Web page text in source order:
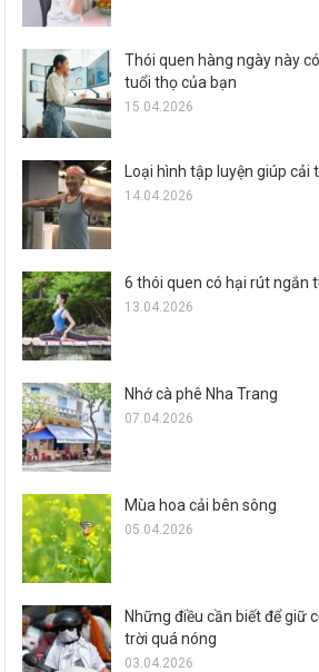
Thói quen hàng ngày này
tuổi thọ của bạn
15.04.2026
Loại hình tập luyện giúp cải
14.04.2026
6 thói quen có hại rút ngắn
13.04.2026
Nhớ cà phê Nha Trang
07.04.2026
Mùa hoa cải bên sông
05.04.2026
Những điều cần biết để giữ
trời quá nóng
03.04.2026